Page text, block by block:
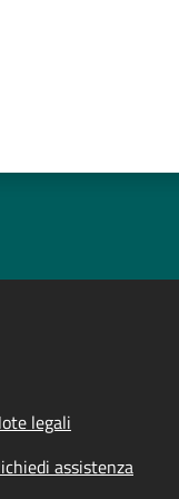
legali
assistenza